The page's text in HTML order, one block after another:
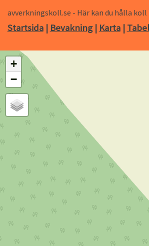
avverkningskoll.se - Här kan du hålla
Startsida| Bevakning| Karta|
+
−